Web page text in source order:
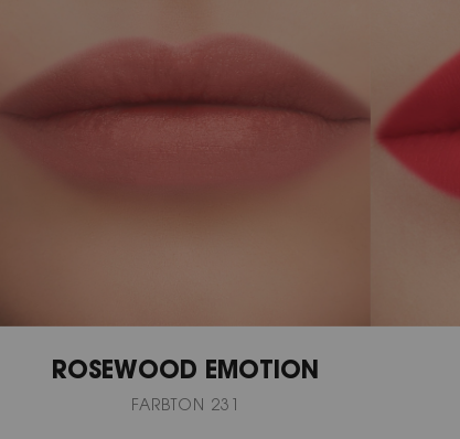
ROSEWOOD EMOTION
FARBTON 231